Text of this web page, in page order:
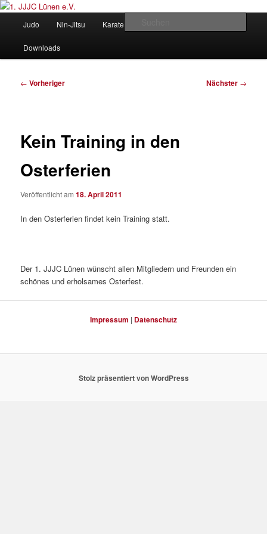
Zum
springen1. JJJC Lünen e.V.
Judo und Ninjitsu
Judo Nin-Jitsu Karate
Downloads
Beitragsnavigation
← Vorheriger Nächster →
Kein Training in den
Osterferien
Veröffentlicht am18. April 2011
In den Osterferien findet kein Training statt.
Der 1. JJJC Lünen wünscht allen Mitgliedern und Freunden ein
schönes und erholsames Osterfest.
Impressum | Datenschutz
Stolz präsentiert von WordPress